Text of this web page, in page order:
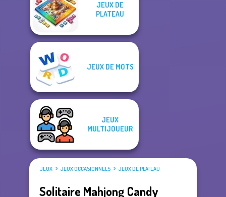
JEUX DE
PLATEAU
JEUX DE MOTS
JEUX
MULTIJOUEUR
JEUX JEUX OCCASIONNELS JEUX DE PLATEAU
Solitaire Mahjong Candy